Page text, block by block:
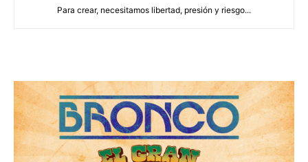
Para crear, necesitamos libertad, presión y riesgo...